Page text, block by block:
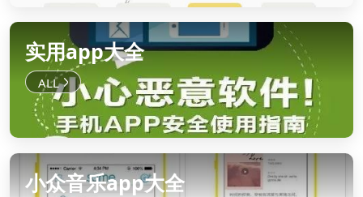
实用app大全
小众音乐app大全